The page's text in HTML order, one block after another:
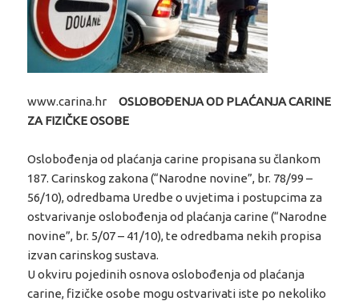
www.carina.hrOSLOBOĐENJA OD PLAĆANJA CARINE
ZA FIZIČKE OSOBE
Oslobođenja od plaćanja carine propisana su člankom
187. Carinskog zakona (“Narodne novine”, br. 78/99 –
56/10), odredbama Uredbe o uvjetima i postupcima za
ostvarivanje oslobođenja od plaćanja carine (“Narodne
novine”, br. 5/07 – 41/10), te odredbama nekih propisa
izvan carinskog sustava.
U okviru pojedinih osnova oslobođenja od plaćanja
carine, fizičke osobe mogu ostvarivati iste po nekoliko